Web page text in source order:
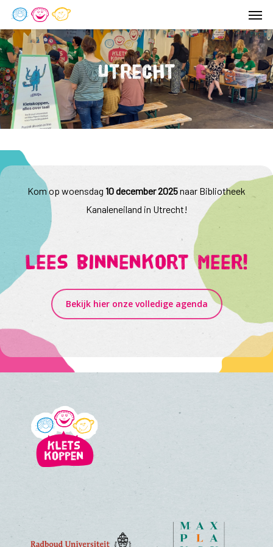
Skip
to
main
content
Menu
Utrecht
Kom op woensdag 10 december 2025naar Bibliotheek
Kanaleneiland in Utrecht!
Lees binnenkort meer!
Bekijk hier onze volledige agenda